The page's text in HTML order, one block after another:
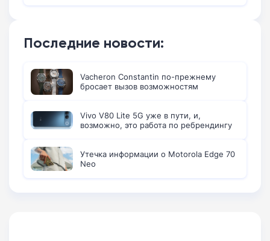
Последние новости:
Vacheron Constantin по-прежнему
бросает вызов возможностям
Vivo V80 Lite 5G уже в пути, и,
возможно, это работа по ребрендингу
Утечка информации о Motorola Edge 70
Neo